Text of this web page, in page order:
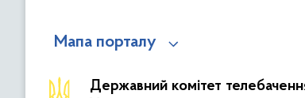
Мапа порталу
Державний комітет